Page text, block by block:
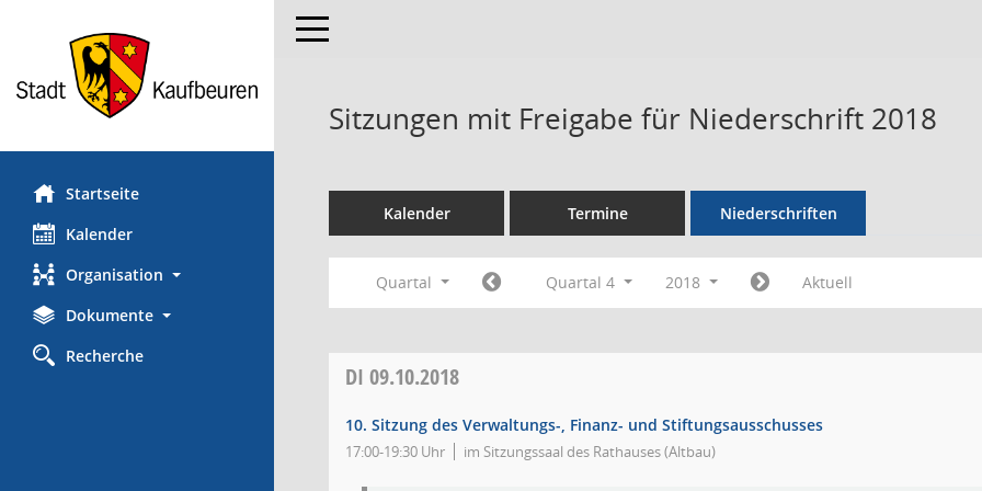
Startseite
Kalender
Organisation
Dokumente
Recherche
Toggle navigation
Sitzungen mit Freigabe für Niederschrift 2018
Kalender Termine Niederschriften
Quartal Quartal 4 2018 Aktuell
DI 09.10.2018
10. Sitzung des Verwaltungs-, Finanz- und Stiftungsausschusses
17:00-19:30 Uhr im Sitzungssaal des Rathauses (Altbau)